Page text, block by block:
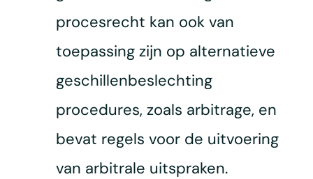
procesrecht kan ook van
toepassing zijn op alternatieve
geschillenbeslechting
procedures, zoals arbitrage, en
bevat regels voor de uitvoering
van arbitrale uitspraken.